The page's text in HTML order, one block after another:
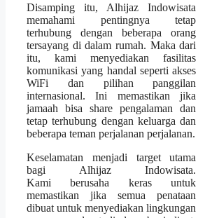
Disamping itu, Alhijaz Indowisata
memahami pentingnya tetap
terhubung dengan beberapa orang
tersayang di dalam rumah. Maka dari
itu, kami menyediakan fasilitas
komunikasi yang handal seperti akses
WiFi dan pilihan panggilan
internasional. Ini memastikan jika
jamaah bisa share pengalaman dan
tetap terhubung dengan keluarga dan
beberapa teman perjalanan perjalanan.
Keselamatan menjadi target utama
bagi Alhijaz Indowisata.
Kami berusaha keras untuk
memastikan jika semua penataan
dibuat untuk menyediakan lingkungan